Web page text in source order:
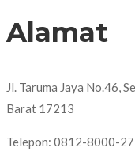
Alamat
Jl. Taruma Jaya No.46,
Barat 17213
Telepon: 0812-8000-